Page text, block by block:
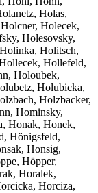
Holas,
Holecek,
Holesovsky,
Holitsch,
Hollefeld,
Holoubek,
Holubicka,
Holzbacker,
Hominsky,
Honak, Honek,
Hönigsfeld,
Honsig,
Höpper,
Horalek,
Horciza,